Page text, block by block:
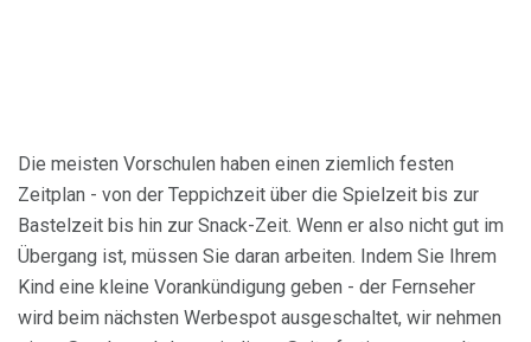
Die meisten Vorschulen haben einen ziemlich festen
Zeitplan - von der Teppichzeit über die Spielzeit bis zur
Bastelzeit bis hin zur Snack-Zeit. Wenn er also nicht gut im
Übergang ist, müssen Sie daran arbeiten. Indem Sie Ihrem
Kind eine kleine Vorankündigung geben - der Fernseher
wird beim nächsten Werbespot ausgeschaltet, wir nehmen